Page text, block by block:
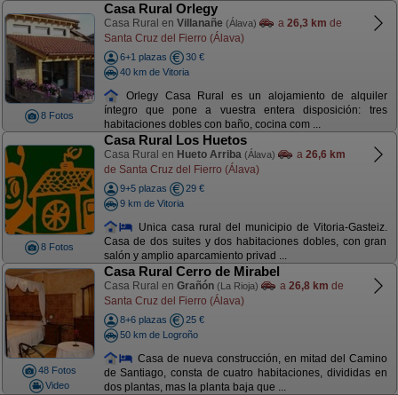
8 Fotos
Casa Rural Orlegy
Casa Rural en Villanañe (Álava) a 26,3 km de
Santa Cruz del Fierro (Álava)
6+1 plazas
30 €
40 km de Vitoria
Orlegy Casa Rural es un alojamiento de alquiler
íntegro que pone a vuestra entera disposición: tres
habitaciones dobles con baño, cocina com ...
8 Fotos
Casa Rural Los Huetos
Casa Rural en Hueto Arriba (Álava) a 26,6 km
de Santa Cruz del Fierro (Álava)
9+5 plazas
29 €
9 km de Vitoria
Unica casa rural del municipio de Vitoria-Gasteiz.
Casa de dos suites y dos habitaciones dobles, con gran
salón y amplio aparcamiento privad ...
48 Fotos
Video
Casa Rural Cerro de Mirabel
Casa Rural en Grañón (La Rioja) a 26,8 km de
Santa Cruz del Fierro (Álava)
8+6 plazas
25 €
50 km de Logroño
Casa de nueva construcción, en mitad del Camino
de Santiago, consta de cuatro habitaciones, divididas en
dos plantas, mas la planta baja que ...